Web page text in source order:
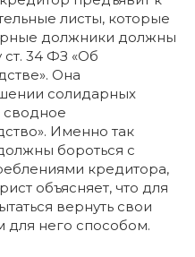
листы, которые
должники должны
34 ФЗ «Об
Она
солидарных
сводное
Именно так
бороться с
кредитора,
объясняет, что для
вернуть свои
для него способом.